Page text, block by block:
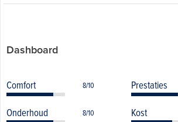
Dashboard
Comfort 8/10 Prestaties
Onderhoud 8/10 Kost